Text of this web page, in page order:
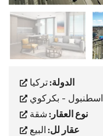
الدولة:تركيا
اسطنبول - بكركوي
نوع العقار:شقة
عقار لل:البيع